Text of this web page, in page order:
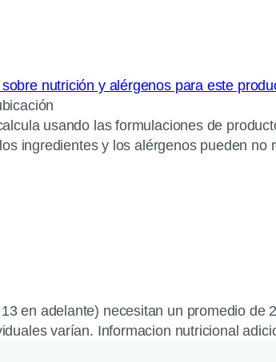
nutrición y alérgenos para este
usando las formulaciones de
ingredientes y los alérgenos pueden no
en adelante) necesitan un promedio
varían. Informacion nutricional